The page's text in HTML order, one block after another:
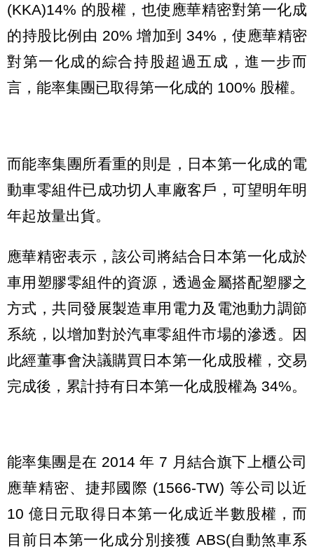
(KKA)14% 的股權，也使應華精密對第一化成
的持股比例由 20% 增加到 34%，使應華精密
對第一化成的綜合持股超過五成，進一步而
言，能率集團已取得第一化成的 100% 股權。
而能率集團所看重的則是，日本第一化成的電
動車零組件已成功切人車廠客戶，可望明年明
年起放量出貨。
應華精密表示，該公司將結合日本第一化成於
車用塑膠零組件的資源，透過金屬搭配塑膠之
方式，共同發展製造車用電力及電池動力調節
系統，以增加對於汽車零組件市場的滲透。因
此經董事會決議購買日本第一化成股權，交易
完成後，累計持有日本第一化成股權為 34%。
能率集團是在 2014 年 7 月結合旗下上櫃公司
應華精密、捷邦國際 (1566-TW) 等公司以近
10 億日元取得日本第一化成近半數股權，而
目前日本第一化成分別接獲 ABS(自動煞車系